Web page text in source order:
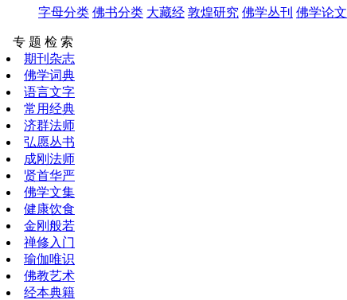
字母分类 佛书分类 大藏经 敦煌研究 佛学丛刊 佛学论文
专 题 检 索
期刊杂志
佛学词典
语言文字
常用经典
济群法师
弘愿丛书
成刚法师
贤首华严
佛学文集
健康饮食
金刚般若
禅修入门
瑜伽唯识
佛教艺术
经本典籍